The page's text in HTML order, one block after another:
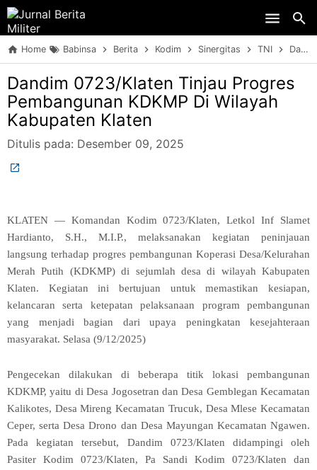
Home Babinsa Berita Kodim Sinergitas TNI Dandim 0723/Klaten Tinjau Progres Pembangunan KDKMP Di Wilayah Kabupaten Klaten
Dandim 0723/Klaten Tinjau Progres
Pembangunan KDKMP Di Wilayah
Kabupaten Klaten
Ditulis pada: Desember 09, 2025
KLATEN — Komandan Kodim 0723/Klaten, Letkol Inf Slamet
Hardianto, S.H., M.I.P., melaksanakan kegiatan peninjauan
langsung terhadap progres pembangunan Koperasi Desa/Kelurahan
Merah Putih (KDKMP) di sejumlah desa di wilayah Kabupaten
Klaten. Kegiatan ini bertujuan untuk memastikan kesiapan,
kelancaran serta ketepatan pelaksanaan program pembangunan
yang menjadi bagian dari upaya peningkatan kesejahteraan
masyarakat. Selasa (9/12/2025)
Pengecekan dilakukan di beberapa titik lokasi pembangunan
KDKMP, yaitu di Desa Jogosetran dan Desa Gemblegan Kecamatan
Kalikotes, Desa Mireng Kecamatan Trucuk, Desa Mlese Kecamatan
Ceper, serta Desa Drono dan Desa Mayungan Kecamatan Ngawen.
Pada kegiatan tersebut, Dandim 0723/Klaten didampingi oleh
Pasiter Kodim 0723/Klaten, Pa Sandi Kodim 0723/Klaten dan